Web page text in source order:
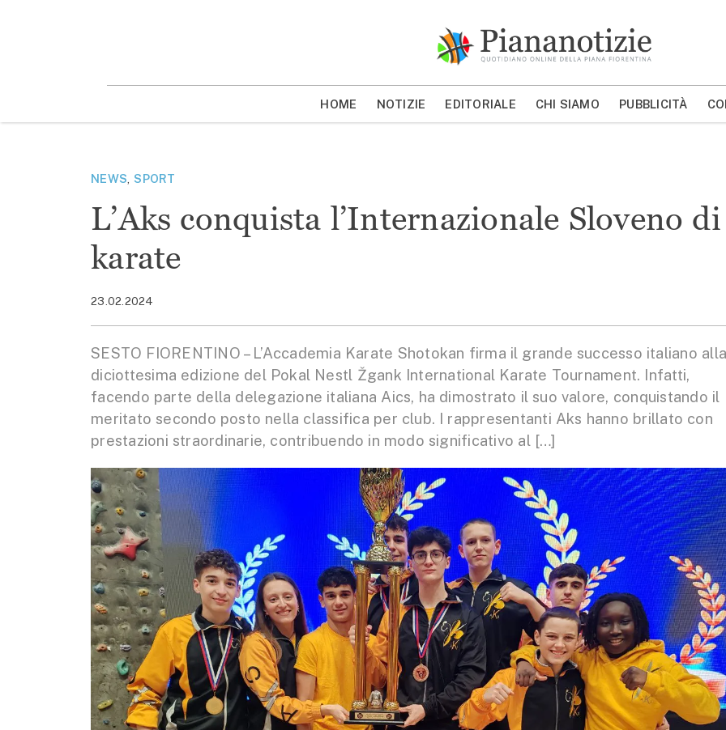
MOSTRA/NASCONDI CERCA
HOME NOTIZIE EDITORIALE CHI SIAMO PUBBLICITÀ
NEWS ,SPORT
L’Aks conquista l’Internazionale Sloveno di
karate
23.02.2024
SESTO FIORENTINO – L’Accademia Karate Shotokan firma il grande successo italiano
diciottesima edizione del Pokal Nestl Žgank International Karate Tournament. Infatti,
facendo parte della delegazione italiana Aics, ha dimostrato il suo valore, conquistando il
meritato secondo posto nella classifica per club. I rappresentanti Aks hanno brillato con
prestazioni straordinarie, contribuendo in modo significativo al […]